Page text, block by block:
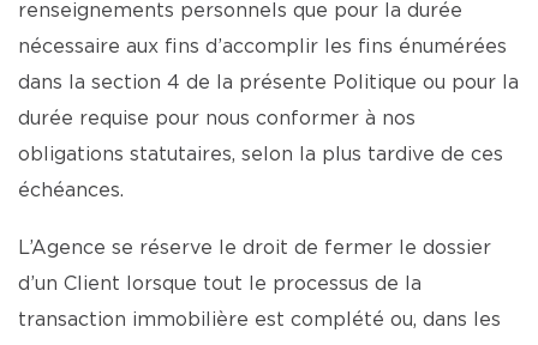
renseignements personnels que pour la durée
nécessaire aux fins d’accomplir les fins énumérées
dans la section 4 de la présente Politique ou pour la
durée requise pour nous conformer à nos
obligations statutaires, selon la plus tardive de ces
échéances.
L’Agence se réserve le droit de fermer le dossier
d’un Client lorsque tout le processus de la
transaction immobilière est complété ou, dans les